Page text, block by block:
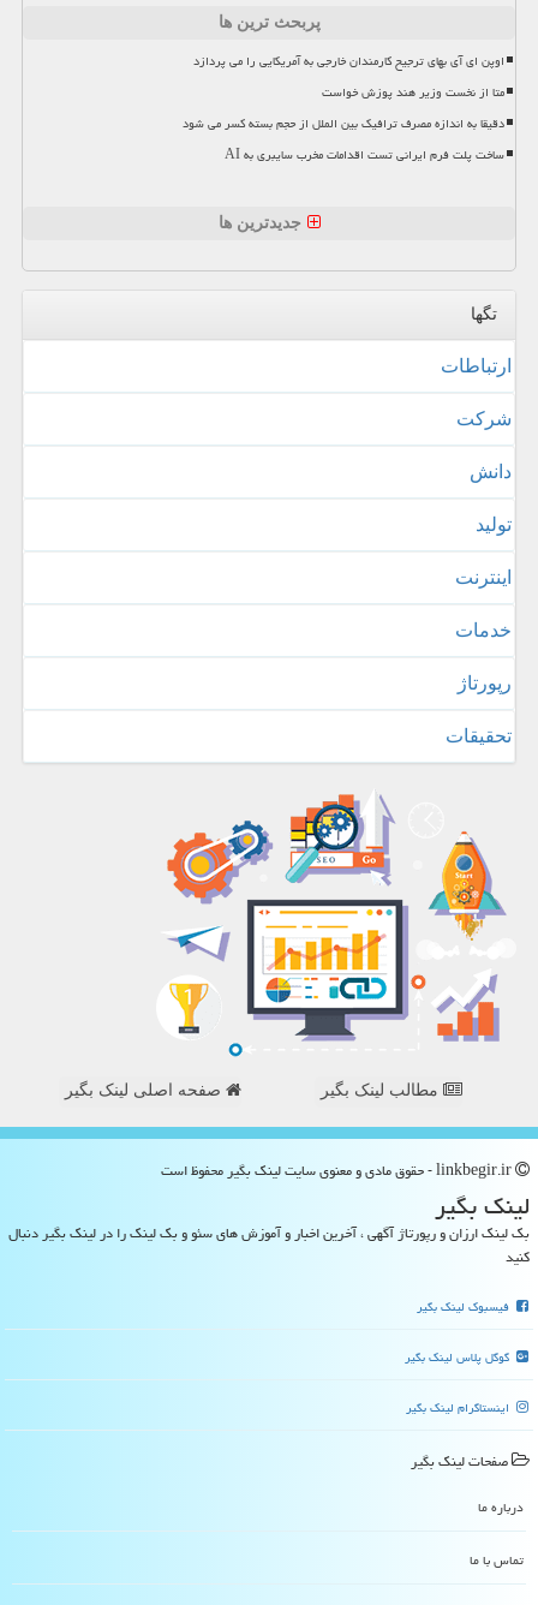
پربحث ترین ها
اوپن ای آی بهای ترجیح کارمندان خارجی به آمریکایی را می پردازد
متا از نخست وزیر هند پوزش خواست
دقیقا به اندازه مصرف ترافیک بین الملل از حجم بسته کسر می شود
ساخت پلت فرم ایرانی تست اقدامات مخرب سایبری به AI
جدیدترین ها
تگها
ارتباطات
شركت
دانش
تولید
اینترنت
خدمات
رپورتاژ
تحقیقات
مطالب لینک بگیر صفحه اصلی لینک بگیر
لینك بگیر
بک لینک ارزان و رپورتاژ آگهی ، آخرین اخبار و آموزش های سئو و بک لینک را در لینک بگیر دنبال
کنید
فیسبوک لینک بگیر
گوگل پلاس لینک بگیر
اینستاگرام لینک بگیر
صفحات لینك بگیر
درباره ما
تماس با ما